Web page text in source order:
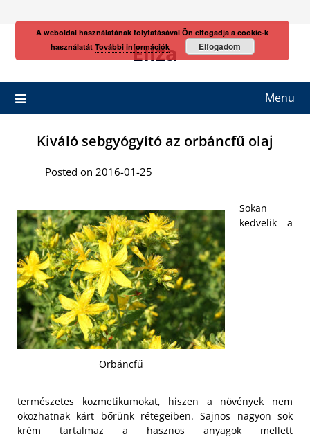
Eliza
Menu
Kiváló sebgyógyító az orbáncfű olaj
Posted on 2016-01-25
Orbáncfű
Sokan
kedvelik a
természetes kozmetikumokat, hiszen a növények nem
okozhatnak kárt bőrünk rétegeiben. Sajnos nagyon sok
krém tartalmaz a hasznos anyagok mellett
A weboldal használatának folytatásával Ön elfogadja a cookie-k
használatát További információk Elfogadom